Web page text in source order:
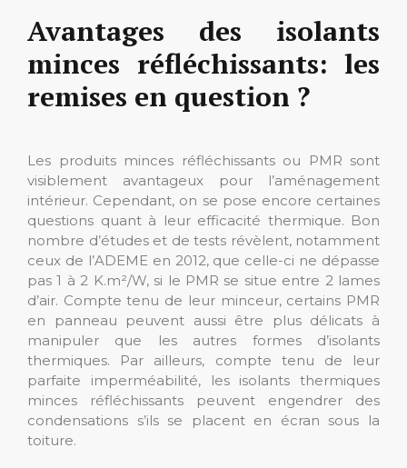
Avantages des isolants
minces réfléchissants: les
remises en question ?
Les produits minces réfléchissants ou PMR sont
visiblement avantageux pour l’aménagement
intérieur. Cependant, on se pose encore certaines
questions quant à leur efficacité thermique. Bon
nombre d’études et de tests révèlent, notamment
ceux de l’ADEME en 2012, que celle-ci ne dépasse
pas 1 à 2 K.m²/W, si le PMR se situe entre 2 lames
d’air. Compte tenu de leur minceur, certains PMR
en panneau peuvent aussi être plus délicats à
manipuler que les autres formes d’isolants
thermiques. Par ailleurs, compte tenu de leur
parfaite imperméabilité, les isolants thermiques
minces réfléchissants peuvent engendrer des
condensations s’ils se placent en écran sous la
toiture.